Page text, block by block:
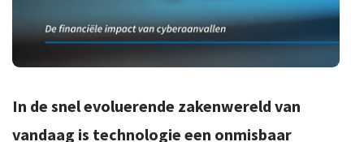
In de snel evoluerende zakenwereld van
vandaag is technologie een onmisbaar